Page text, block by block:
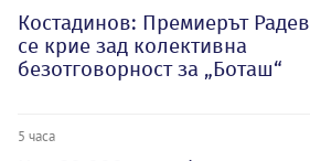
Костадинов: Премиерът Радев
се крие зад колективна
безотговорност за „Боташ“
5 часа